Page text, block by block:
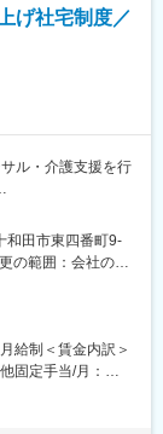
に導入が進んで
可能です。
れぞれの薬局が現
り、周辺の医療
いただける設備
やかな拠点となる
のために。いつ
入社員研修に始
を実施。日本薬
げ社宅制度／
ル・介護支援を行
との会話を通し
を確認しながら
者様の健康生活
の担い手として
和田市東四番町9-
の範囲：会社の定
給制＜賃金内訳＞
固定手当/月：